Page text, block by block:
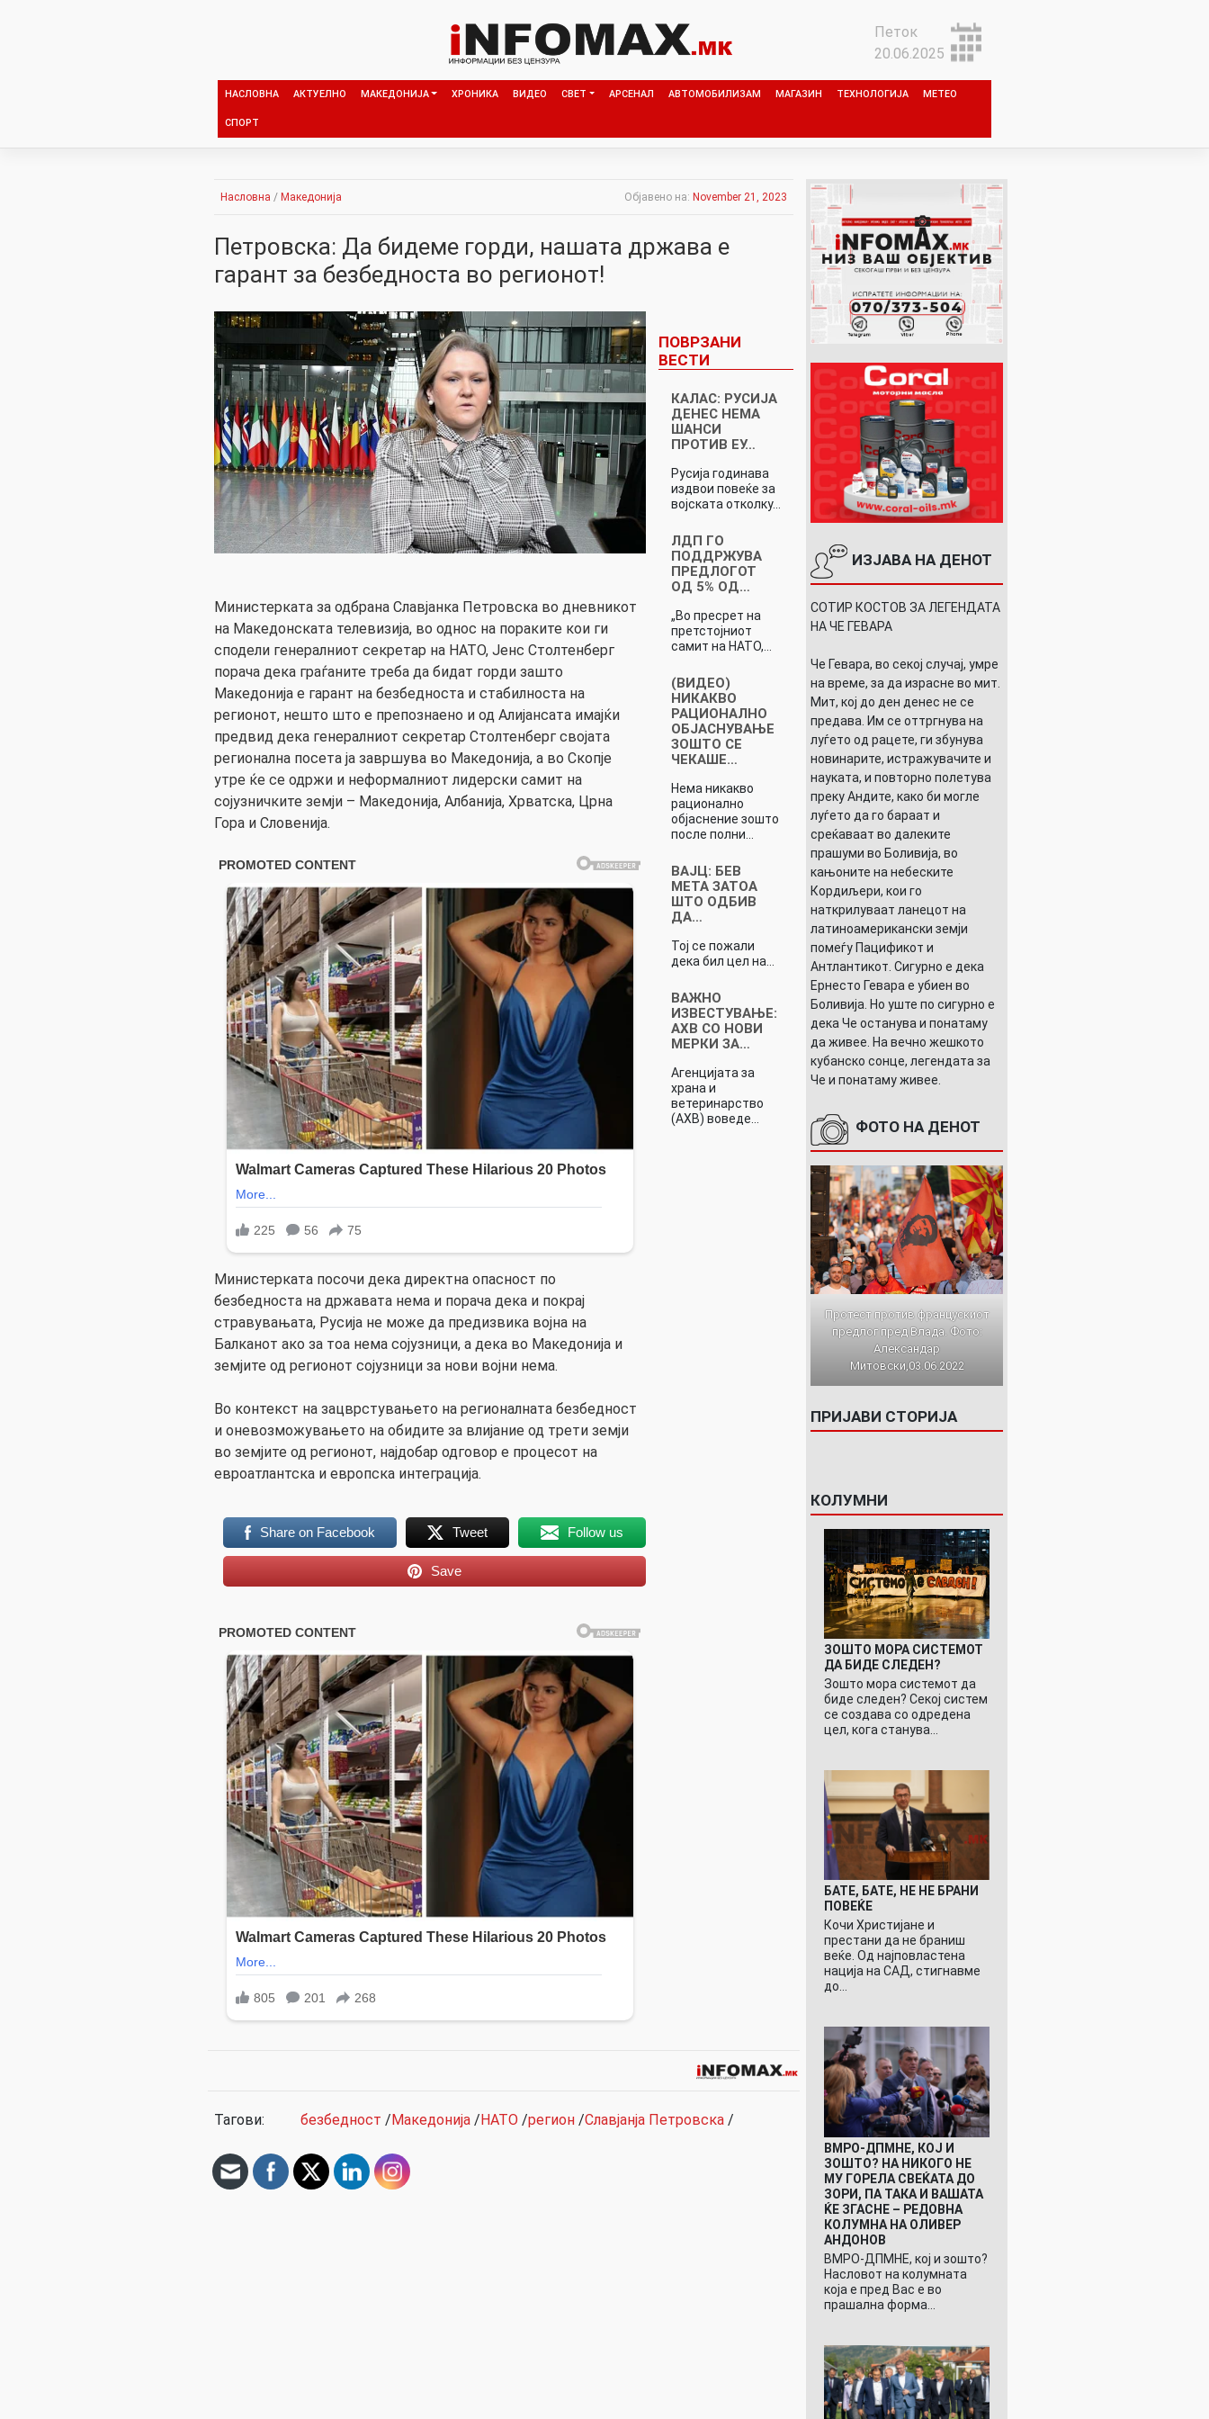
Петок
20.06.2025
НАСЛОВНА АКТУЕЛНО МАКЕДОНИЈА ХРОНИКА ВИДЕО СВЕТ АРСЕНАЛ АВТОМОБИЛИЗАМ МАГАЗИН ТЕХНОЛОГИЈА МЕТЕО
СПОРТ
Насловна / Македонија Објавено на: November 21, 2023
Петровска: Да бидеме горди, нашата држава е
гарант за безбедноста во регионот!
Министерката за одбрана Славјанка Петровска во дневникот
на Македонската телевизија, во однос на пораките кои ги
сподели генералниот секретар на НАТО, Јенс Столтенберг
порача дека граѓаните треба да бидат горди зашто
Македонија е гарант на безбедноста и стабилноста на
регионот, нешто што е препознаено и од Алијансата имајќи
предвид дека генералниот секретар Столтенберг својата
регионална посета ја завршува во Македонија, а во Скопје
утре ќе се одржи и неформалниот лидерски самит на
сојузничките земји – Македонија, Албанија, Хрватска, Црна
Гора и Словенија.
Министерката посочи дека директна опасност по
безбедноста на државата нема и порача дека и покрај
стравувањата, Русија не може да предизвика војна на
Балканот ако за тоа нема сојузници, а дека во Македонија и
земјите од регионот сојузници за нови војни нема.
Во контекст на зацврстувањето на регионалната безбедност
и оневозможувањето на обидите за влијание од трети земји
во земјите од регионот, најдобар одговор е процесот на
евроатлантска и европска интеграција.
Share on Facebook Tweet Follow us
Save
ПОВРЗАНИ
ВЕСТИ
КАЛАС: РУСИЈА
ДЕНЕС НЕМА
ШАНСИ
ПРОТИВ ЕУ…
Русија годинава
издвои повеќе за
војската отколку…
ЛДП ГО
ПОДДРЖУВА
ПРЕДЛОГОТ
ОД 5% ОД…
„Во пресрет на
претстојниот
самит на НАТО,…
(ВИДЕО)
НИКАКВО
РАЦИОНАЛНО
ОБЈАСНУВАЊЕ
ЗОШТО СЕ
ЧЕКАШЕ…
Нема никакво
рационално
објаснение зошто
после полни…
ВАЈЦ: БЕВ
МЕТА ЗАТОА
ШТО ОДБИВ
ДА…
Тој се пожали
дека бил цел на…
ВАЖНО
ИЗВЕСТУВАЊЕ:
АХВ СО НОВИ
МЕРКИ ЗА…
Агенцијата за
храна и
ветеринарство
(АХВ) воведе…
Тагови: безбедност / Македонија / НАТО /регион /Славјанја Петровска /
ИЗЈАВА НА ДЕНОТ
СОТИР КОСТОВ ЗА ЛЕГЕНДАТА
НА ЧЕ ГЕВАРА
Че Гевара, во секој случај, умре
на време, за да израсне во мит.
Мит, кој до ден денес не се
предава. Им се оттргнува на
луѓето од рацете, ги збунува
новинарите, истражувачите и
науката, и повторно полетува
преку Андите, како би могле
луѓето да го бараат и
среќаваат во далеките
прашуми во Боливија, во
кањоните на небеските
Кордиљери, кои го
наткрилуваат ланецот на
латиноамерикански земји
помеѓу Пацификот и
Антлантикот. Сигурно е дека
Ернесто Гевара е убиен во
Боливија. Но уште по сигурно е
дека Че останува и понатаму
да живее. На вечно жешкото
кубанско сонце, легендата за
Че и понатаму живее.
ФОТО НА ДЕНОТ
Протест против францускиот
предлог пред Влада. Фото:
Александар
Митовски,03.06.2022
ПРИЈАВИ СТОРИЈА
КОЛУМНИ
ЗОШТО МОРА СИСТЕМОТ
ДА БИДЕ СЛЕДЕН?
Зошто мора системот да
биде следен? Секој систем
се создава со одредена
цел, кога станува…
БАТЕ, БАТЕ, НЕ НЕ БРАНИ
ПОВЕЌЕ
Кочи Христијане и
престани да не браниш
веќе. Од најповластена
нација на САД, стигнавме
до…
ВМРО-ДПМНЕ, КОЈ И
ЗОШТО? НА НИКОГО НЕ
МУ ГОРЕЛА СВЕЌАТА ДО
ЗОРИ, ПА ТАКА И ВАШАТА
ЌЕ ЗГАСНЕ – РЕДОВНА
КОЛУМНА НА ОЛИВЕР
АНДОНОВ
ВМРО-ДПМНЕ, кој и зошто?
Насловот на колумната
која е пред Вас е во
прашална форма…